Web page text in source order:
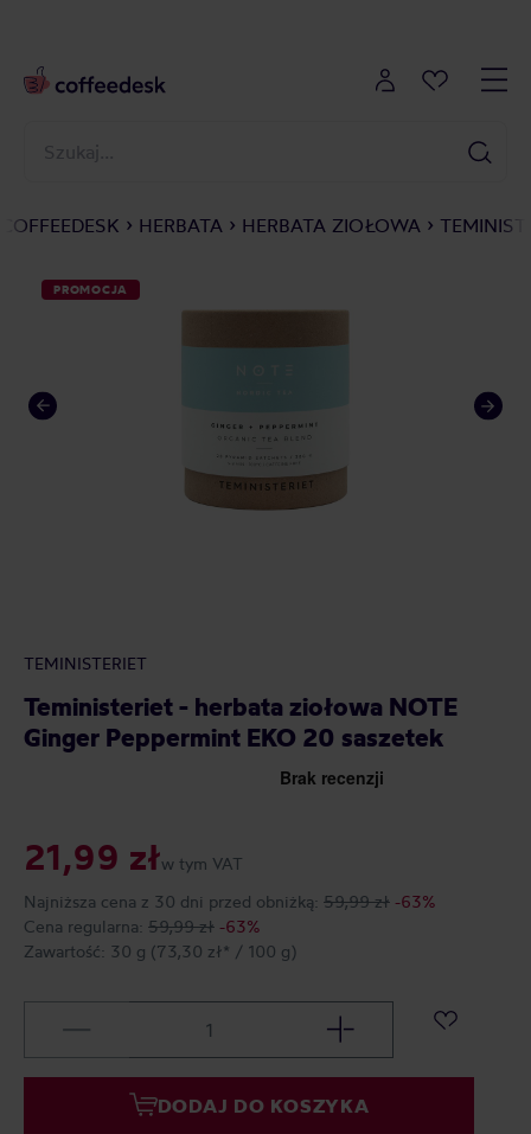
COFFEEDESK HERBATA HERBATA ZIOŁOWA
PROMOCJA
TEMINISTERIET
Teministeriet - herbata ziołowa NOTE
Ginger Peppermint EKO 20 saszetek
21,99 złw tym VAT
Najniższa cena z 30 dni przed obniżką: 59,99 zł -63%
Cena regularna: 59,99 zł -63%
Zawartość: 30 g (73,30 zł* / 100 g)
DODAJ DO KOSZYKA